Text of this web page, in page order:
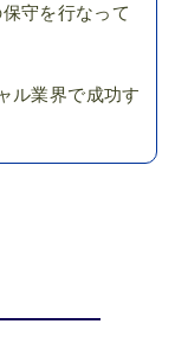
守を行なって
ル業界で成功す